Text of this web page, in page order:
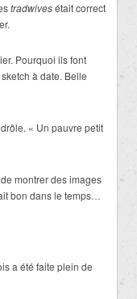
tradwivesétait correct
Pourquoi ils font
à date. Belle
« Un pauvre petit
montrer des images
bon dans le temps…
a été faite plein de